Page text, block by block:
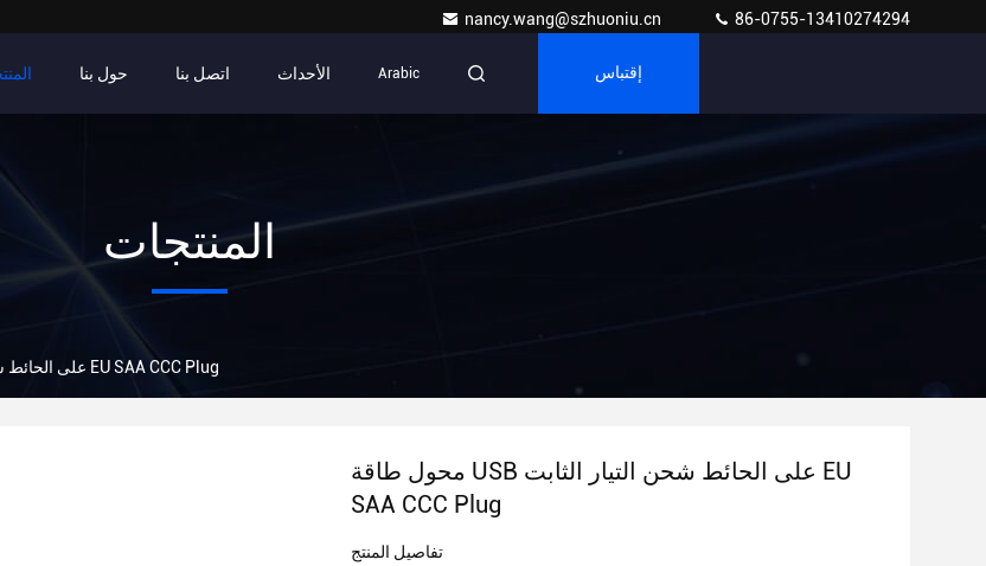
nancy.wang@szhuoniu.cn 86-0755-13410274294
حول بنا اتصل بنا الأحداث Arabic إقتباس
المنتجات
محول طاقة USB على الحائط شحن التيار الثابت EU SAA CCC Plug
محول طاقة USB على الحائط شحن التيار الثابت EU
SAA CCC Plug
تفاصيل المنتج